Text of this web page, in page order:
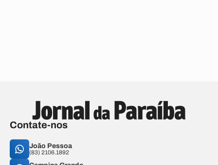
Contate-nos
João Pessoa
(83) 2106.1892